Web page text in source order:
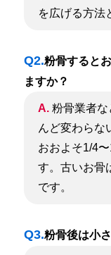
を広げる方法
Q2.粉骨すると
ますか？
A.粉骨業者な
んど変わらな
おおよそ1/4
す。古いお骨
です。
Q3.粉骨後は小